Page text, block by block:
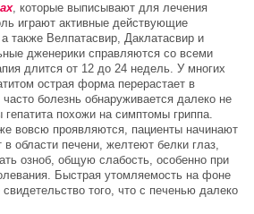
, которые выписывают для лечения
играют активные действующие
также Велпатасвир, Даклатасвир и
дженерики справляются со всеми
длится от 12 до 24 недель. У многих
острая форма перерастает в
болезнь обнаруживается далеко не
похожи на симптомы гриппа.
вовсю проявляются, пациенты начинают
области печени, желтеют белки глаз,
озноб, общую слабость, особенно при
Быстрая утомляемость на фоне
свидетельство того, что с печенью далеко